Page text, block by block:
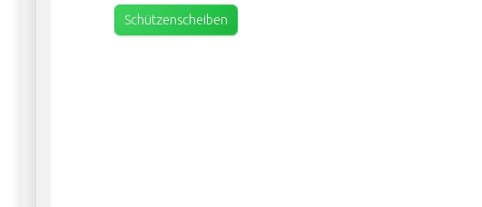
Schützenscheiben